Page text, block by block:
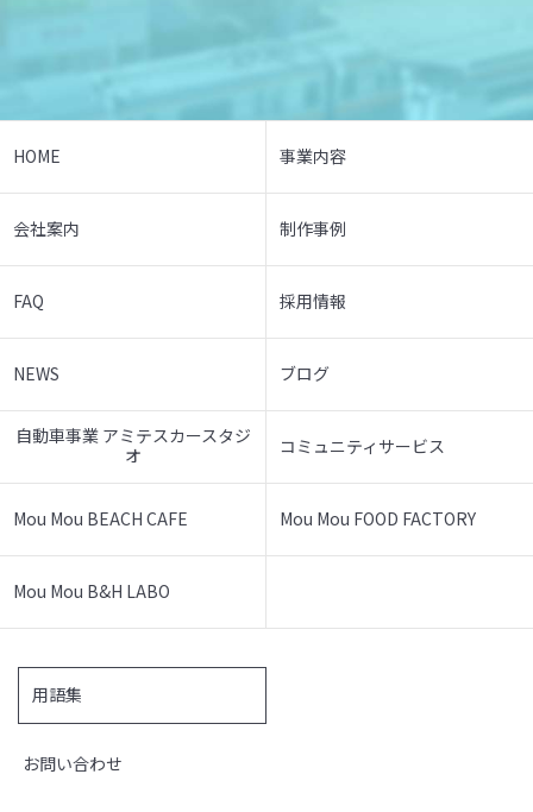
HOME 事業内容
会社案内 制作事例
FAQ 採用情報
NEWS ブログ
自動車事業 アミテスカースタジ
オ
コミュニティサービス
Mou Mou BEACH CAFE Mou Mou FOOD FACTORY
Mou Mou B&H LABO
用語集
お問い合わせ